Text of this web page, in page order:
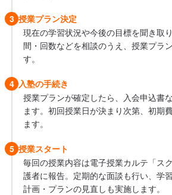
3 授業プラン決定
現在の学習状況や今後の目標を聞き取
間・回数などを相談のうえ、授業プラ
す。
4 入塾の手続き
授業プランが確定したら、入会申込書
ます。初回授業日が決まり次第、初期
ます。
5 授業スタート
毎回の授業内容は電子授業カルテ「ス
護者に報告。定期的な面談も行い、学
計画・プランの見直しも実施します。